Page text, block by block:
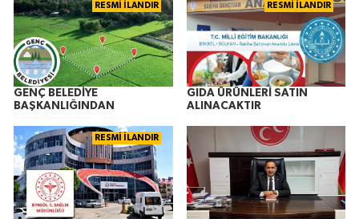
RESMİ İLANDIR
GENÇ BELEDİYE
BAŞKANLIĞINDAN
RESMİ İLANDIR
GIDA ÜRÜNLERİ SATIN
ALINACAKTIR
RESMİ İLANDIR